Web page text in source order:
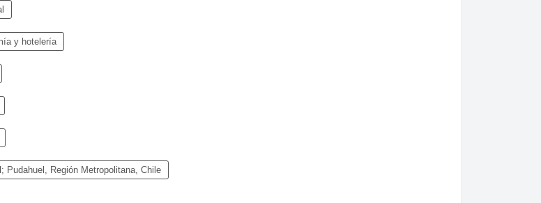
y hotelería
Pudahuel, Región Metropolitana, Chile